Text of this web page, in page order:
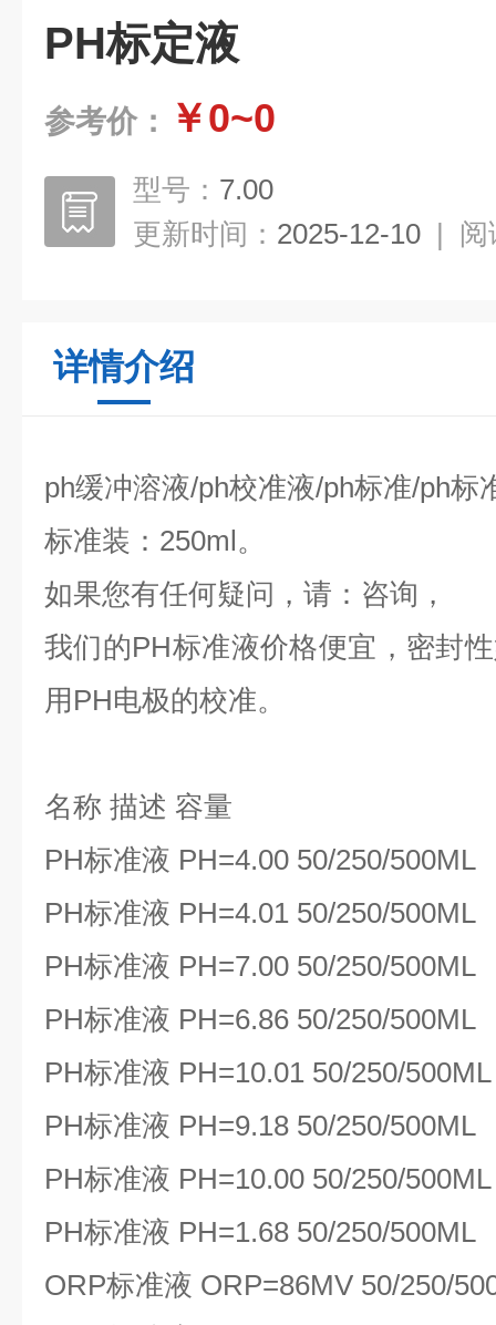
PH标定液
参考价： ￥0~0
型号： 7.00
更新时间： 2025-12-10 | 阅
详情介绍
ph缓冲溶液/ph校准液/ph标准/ph标
标准装：250ml。
如果您有任何疑问，请：咨询，
我们的PH标准液价格便宜，密封
用PH电极的校准。
名称 描述 容量
PH标准液 PH=4.00 50/250/500ML
PH标准液 PH=4.01 50/250/500ML
PH标准液 PH=7.00 50/250/500ML
PH标准液 PH=6.86 50/250/500ML
PH标准液 PH=10.01 50/250/500ML
PH标准液 PH=9.18 50/250/500ML
PH标准液 PH=10.00 50/250/500ML
PH标准液 PH=1.68 50/250/500ML
ORP标准液 ORP=86MV 50/250/